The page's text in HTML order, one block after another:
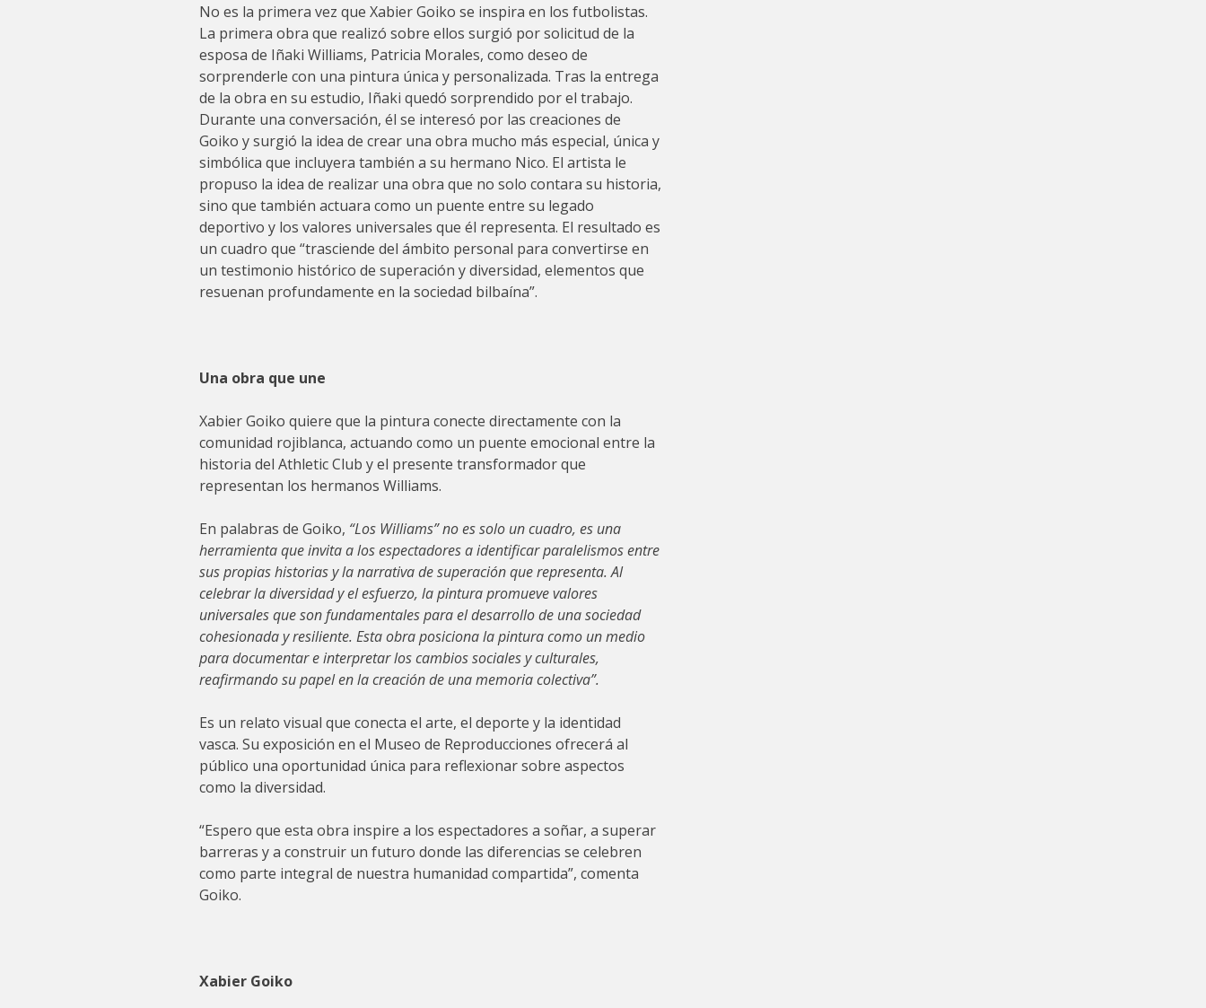
No es la primera vez que Xabier Goiko se inspira en los futbolistas.
La primera obra que realizó sobre ellos surgió por solicitud de la
esposa de Iñaki Williams, Patricia Morales, como deseo de
sorprenderle con una pintura única y personalizada. Tras la entrega
de la obra en su estudio, Iñaki quedó sorprendido por el trabajo.
Durante una conversación, él se interesó por las creaciones de
Goiko y surgió la idea de crear una obra mucho más especial, única y
simbólica que incluyera también a su hermano Nico. El artista le
propuso la idea de realizar una obra que no solo contara su historia,
sino que también actuara como un puente entre su legado
deportivo y los valores universales que él representa. El resultado es
un cuadro que “trasciende del ámbito personal para convertirse en
un testimonio histórico de superación y diversidad, elementos que
resuenan profundamente en la sociedad bilbaína”.
Una obra que une
Xabier Goiko quiere que la pintura conecte directamente con la
comunidad rojiblanca, actuando como un puente emocional entre la
historia del Athletic Club y el presente transformador que
representan los hermanos Williams.
En palabras de Goiko, “Los Williams” no es solo un cuadro, es una
herramienta que invita a los espectadores a identificar paralelismos entre
sus propias historias y la narrativa de superación que representa. Al
celebrar la diversidad y el esfuerzo, la pintura promueve valores
universales que son fundamentales para el desarrollo de una sociedad
cohesionada y resiliente. Esta obra posiciona la pintura como un medio
para documentar e interpretar los cambios sociales y culturales,
reafirmando su papel en la creación de una memoria colectiva”.
Es un relato visual que conecta el arte, el deporte y la identidad
vasca. Su exposición en el Museo de Reproducciones ofrecerá al
público una oportunidad única para reflexionar sobre aspectos
como la diversidad.
“Espero que esta obra inspire a los espectadores a soñar, a superar
barreras y a construir un futuro donde las diferencias se celebren
como parte integral de nuestra humanidad compartida”, comenta
Goiko.
Xabier Goiko